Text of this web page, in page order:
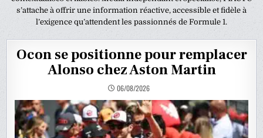
s’attache à offrir une information réactive, accessible et fidèle à
l’exigence qu’attendent les passionnés de Formule 1.
Ocon se positionne pour remplacer
Alonso chez Aston Martin
06/08/2026